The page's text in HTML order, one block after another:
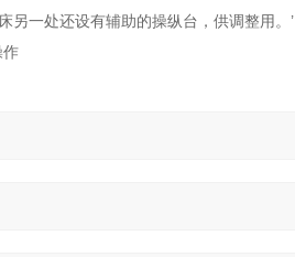
一处还设有辅助的操纵台，供调整用。’
作